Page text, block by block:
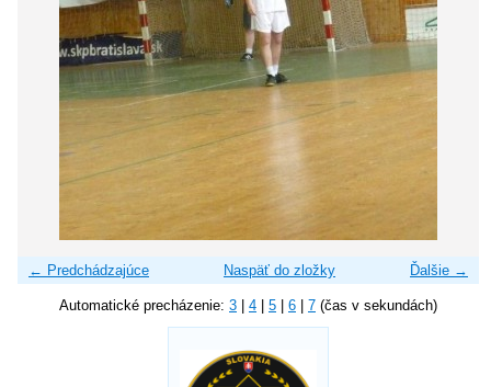
← Predchádzajúce Ďalšie →
Naspäť do zložky
Automatické precházenie: 3 4 5 6 7 (čas v sekundách)